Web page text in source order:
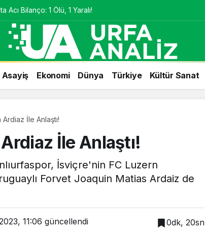
Acı Bilanço: 1 Ölü, 1 Yaralı!
Asayiş Ekonomi Dünya Türkiye Kültür Sanat
İle Anlaştı!
İle Anlaştı!
İsviçre'nin FC Luzern
Forvet Joaquin Matias Ardaiz de
11:06 güncellendi 0dk, 20sn